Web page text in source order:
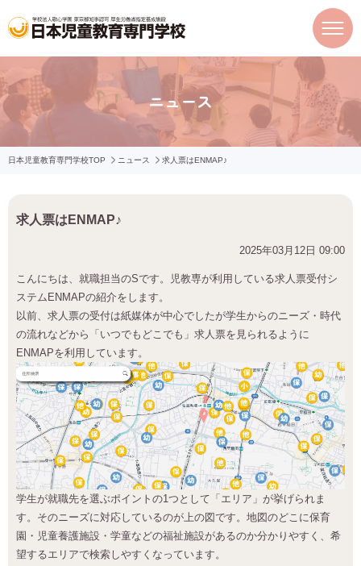
ニュース
日本児童教育専門学校TOP ニュース 求人票はENMAP♪
求人票はENMAP♪
2025年03月12日 09:00
こんにちは、就職担当のSです。児教専が利用している求人票受付シ
ステムENMAPの紹介をします。
以前、求人票の受付は紙媒体が中心でしたが学生からのニーズ・時代
の流れなどから「いつでもどこでも」求人票を見られるように
ENMAPを利用しています。
学生が就職先を選ぶポイントの1つとして「エリア」が挙げられま
す。そのニーズに対応しているのが上の図です。地図のどこに保育
園・児童養護施設・学童などの福祉施設があるのか分かりやすく、希
望するエリアで検索しやすくなっています。